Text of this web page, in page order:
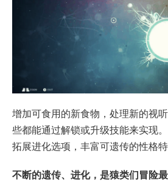
增加可食用的新食物，处理新的视
些都能通过解锁或升级技能来实现
拓展进化选项，丰富可遗传的性格特
不断的遗传、进化，是猿类们冒险